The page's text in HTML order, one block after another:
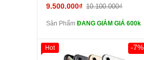
tai nghe iPhone
X zin
Đổi Sạc Cáp ZIN
9.500.000₫ 10.100.000₫
Sản Phẩm ĐANG GIẢM GIÁ 600k
Giảm 100.000đ
Khách
-7%
Hot